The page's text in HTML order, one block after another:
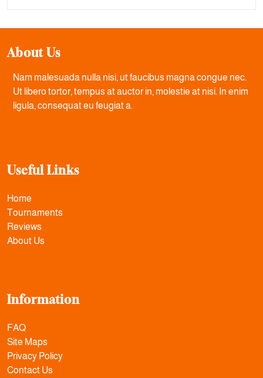
About Us
Nam malesuada nulla nisi, ut faucibus magna congue nec.
Ut libero tortor, tempus at auctor in, molestie at nisi. In enim
ligula, consequat eu feugiat a.
Useful Links
Home
Tournaments
Reviews
About Us
Information
FAQ
Site Maps
Privacy Policy
Contact Us